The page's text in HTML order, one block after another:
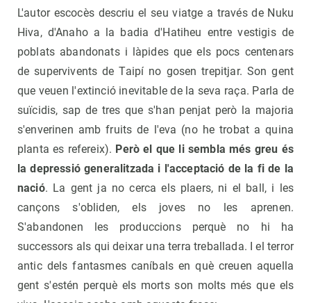
L'autor escocès descriu el seu viatge a través de Nuku
Hiva, d'Anaho a la badia d'Hatiheu entre vestigis de
poblats abandonats i làpides que els pocs centenars
de supervivents de Taipí no gosen trepitjar. Son gent
que veuen l'extinció inevitable de la seva raça. Parla de
suïcidis, sap de tres que s'han penjat però la majoria
s'enverinen amb fruits de l'eva (no he trobat a quina
planta es refereix). Però el que li sembla més greu és
la depressió generalitzada i l'acceptació de la fi de la
nació. La gent ja no cerca els plaers, ni el ball, i les
cançons s'obliden, els joves no les aprenen.
S'abandonen les produccions perquè no hi ha
successors als qui deixar una terra treballada. I el terror
antic dels fantasmes caníbals en què creuen aquella
gent s'estén perquè els morts son molts més que els